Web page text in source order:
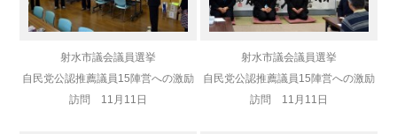
射水市議会議員選挙
自民党公認推薦議員15陣営への激励
訪問 11月11日
射水市議会議員選挙
自民党公認推薦議員15陣営への激励
訪問 11月11日